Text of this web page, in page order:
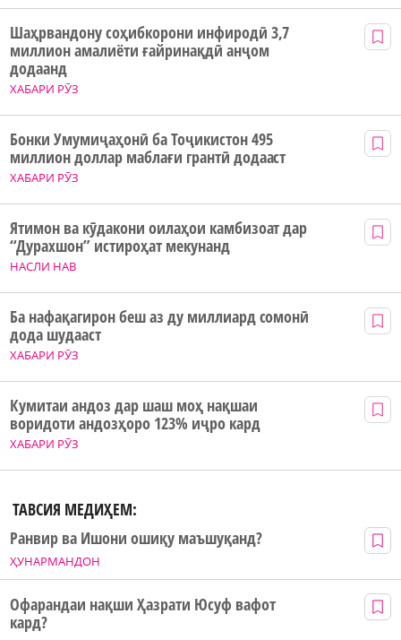
ХАБАРИ РӮЗ
Шаҳрвандону соҳибкорони инфиродӣ 3,7
миллион амалиёти ғайринақдӣ анҷом
додаанд
ХАБАРИ РӮЗ
Бонки Умумиҷаҳонӣ ба Тоҷикистон 495
миллион доллар маблағи грантӣ додааст
НАСЛИ НАВ
Ятимон ва кӯдакони оилаҳои камбизоат дар
“Дурахшон” истироҳат мекунанд
ХАБАРИ РӮЗ
Ба нафақагирон беш аз ду миллиард сомонӣ
дода шудааст
ХАБАРИ РӮЗ
Кумитаи андоз дар шаш моҳ нақшаи
воридоти андозҳоро 123% иҷро кард
ТАВСИЯ МЕДИҲЕМ:
ҲУНАРМАНДОН
Ранвир ва Ишони ошиқу маъшуқанд?
Офарандаи нақши Ҳазрати Юсуф вафот
кард?